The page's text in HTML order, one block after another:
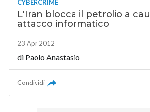
CYBERCRIME
L'Iran blocca il petrolio a
attacco informatico
23 Apr 2012
di Paolo Anastasio
Condividi